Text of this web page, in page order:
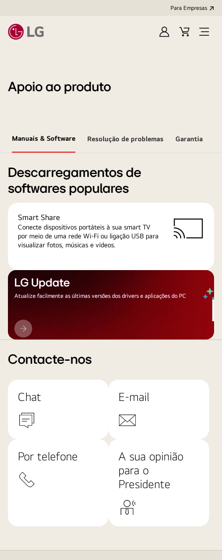
Para Empresas
IniciarCart
Open
Apoio ao produto
Manuais & Software Resolução de problemas Garantia
Descarregamentos de
softwares populares
Smart Share
Conecte dispositivos portáteis à sua smart TV
por meio de uma rede Wi-Fi ou ligação USB para
visualizar fotos, músicas e vídeos.
LG Update
Atualize facilmente as últimas versões dos drivers e aplicações do PC
LG
Update
Contacte-nos
Chat E-mail
Por telefone
A sua opinião
para o
Presidente